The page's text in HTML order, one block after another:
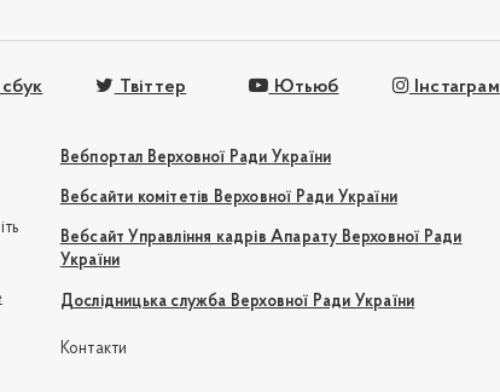
Твіттер Ютьюб Інстаграм
Вебпортал Верховної Ради України
Вебсайти комітетів Верховної Ради України
Вебсайт Управління кадрів Апарату Верховної Ради
України
Дослідницька служба Верховної Ради України
Контакти